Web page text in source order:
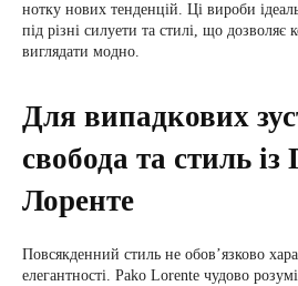
нотку нових тенденцій. Ці вироби
під різні силуети та стилі, що дозволяє
виглядати модно.
Для випадкових
свобода та стиль із
Лоренте
Повсякденний стиль не обов’язково
елегантності. Pako Lorente чудово